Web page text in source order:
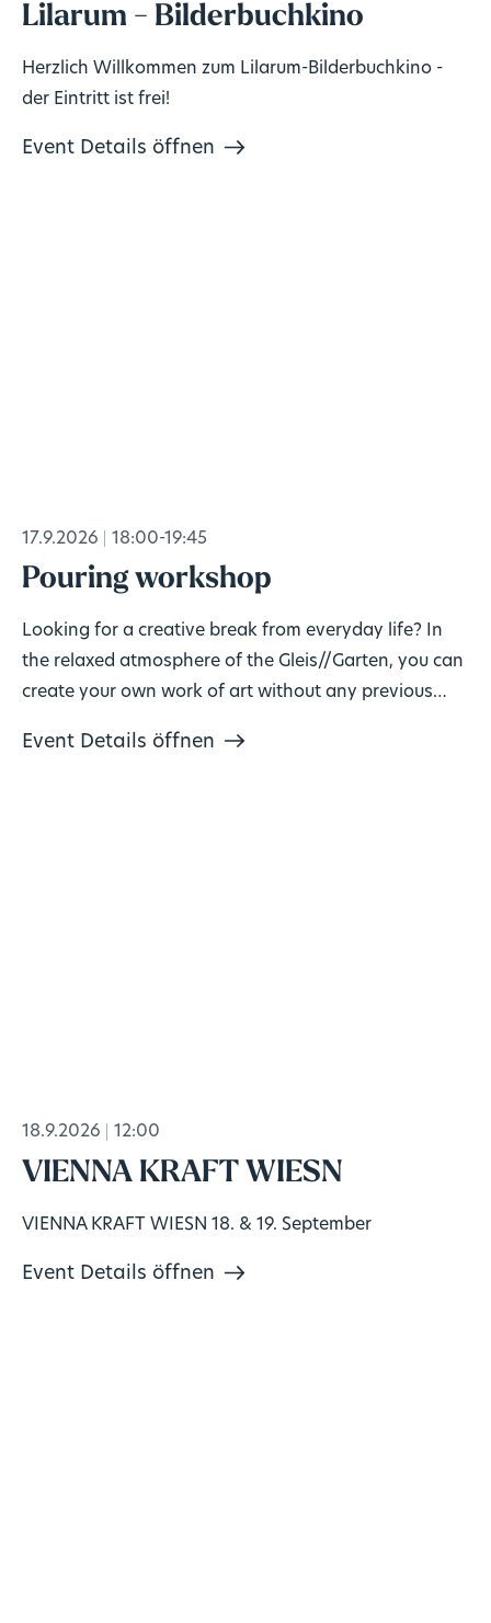
Lilarum - Bilderbuchkino
Herzlich Willkommen zum Lilarum-Bilderbuchkino -
der Eintritt ist frei!
Event Details öffnen
17.9.2026 18:00-19:45
Pouring workshop
Looking for a creative break from everyday life? In
the relaxed atmosphere of the Gleis//Garten, you can
create your own work of art without any previous
Event Details öffnen
18.9.2026 12:00
VIENNA KRAFT WIESN
VIENNA KRAFT WIESN 18. & 19. September
Event Details öffnen